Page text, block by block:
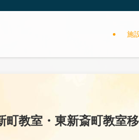
施
教室・東新斎町教室